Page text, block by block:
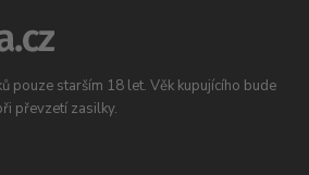
pouze starším 18 let. Věk kupujícího bude
převzetí zasilky.